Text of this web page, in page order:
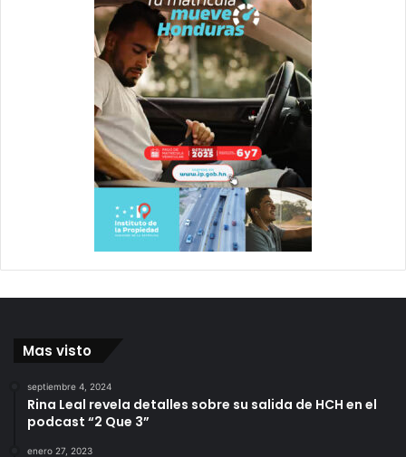
Mas visto
septiembre 4, 2024
Rina Leal revela detalles sobre su salida de HCH en el
podcast “2 Que 3”
enero 27, 2023